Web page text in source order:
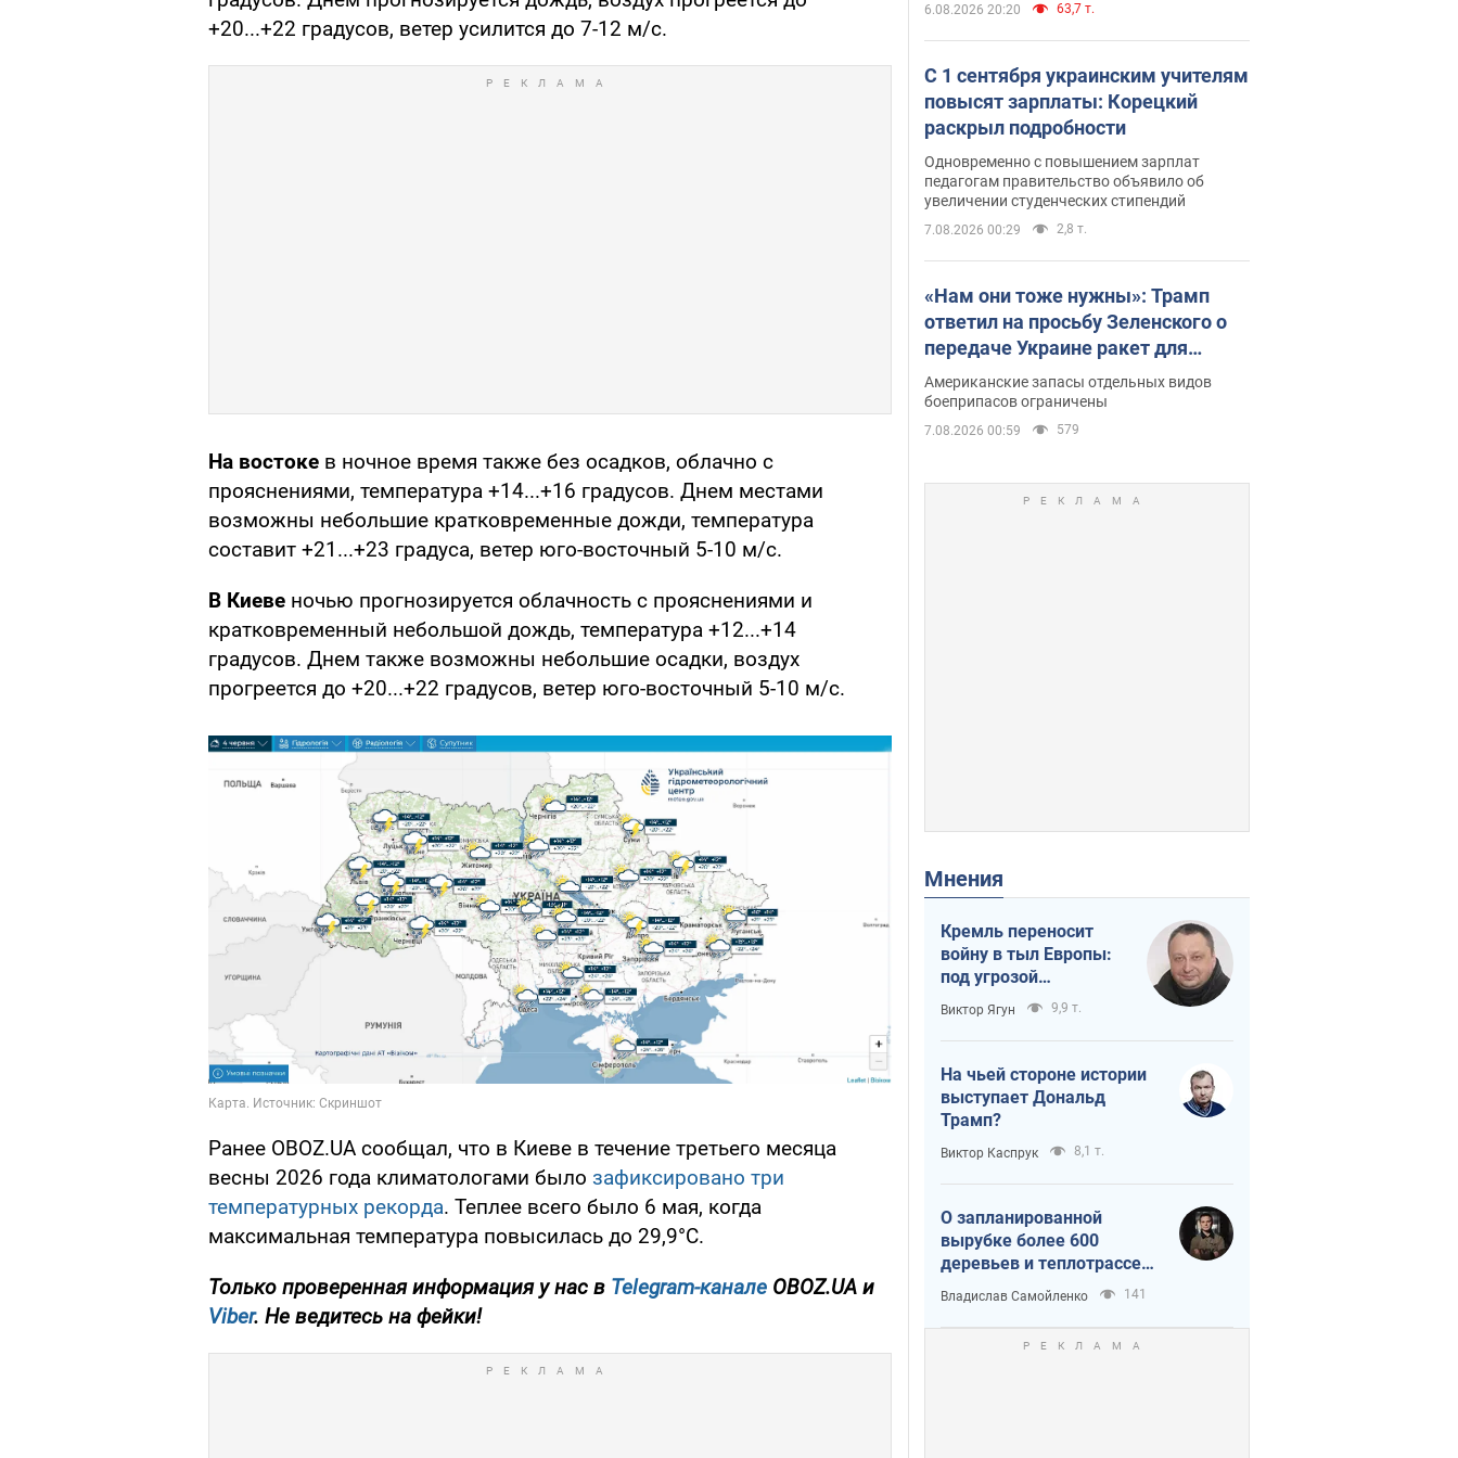
+20...+22 градусов, ветер усилится до 7-12 м/с.
На востоке в ночное время также без осадков, облачно с
прояснениями, температура +14...+16 градусов. Днем местами
возможны небольшие кратковременные дожди, температура
составит +21...+23 градуса, ветер юго-восточный 5-10 м/с.
В Киеве ночью прогнозируется облачность с прояснениями и
кратковременный небольшой дождь, температура +12...+14
градусов. Днем также возможны небольшие осадки, воздух
прогреется до +20...+22 градусов, ветер юго-восточный 5-10 м/с.
Ранее OBOZ.UA сообщал, что в Киеве в течение третьего месяца
весны 2026 года климатологами было зафиксировано три
температурных рекорда. Теплее всего было 6 мая, когда
максимальная температура повысилась до 29,9°С.
Только проверенная информация у нас в Telegram-канале OBOZ.UA и
Viber. Не ведитесь на фейки!
6.08.2026 20:20 63,7 т.
С 1 сентября украинским учителям
повысят зарплаты: Корецкий
раскрыл подробности
Одновременно с повышением зарплат
педагогам правительство объявило об
увеличении студенческих стипендий
7.08.2026 00:29 2,8 т.
«Нам они тоже нужны»: Трамп
ответил на просьбу Зеленского о
передаче Украине ракет для
Patriot
Американские запасы отдельных видов
боеприпасов ограничены
7.08.2026 00:59 579
Мнения
Кремль переносит
войну в тыл Европы:
под угрозой
критическая
логистика
Виктор Ягун 9,9 т.
На чьей стороне истории
выступает Дональд
Трамп?
Виктор Каспрук 8,1 т.
О запланированной
вырубке более 600
деревьев и теплотрассе:
что происходит на
Теремках в Киеве
Владислав Самойленко 141